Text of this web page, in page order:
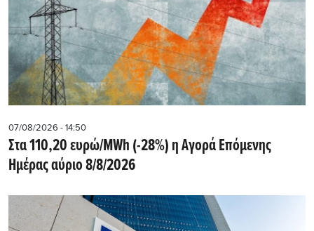
07/08/2026 - 14:50
Στα 110,20 ευρώ/MWh (-28%) η Αγορά Επόμενης
Ημέρας αύριο 8/8/2026